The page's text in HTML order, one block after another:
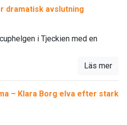
dramatisk avslutning
i Tjeckien med en
Läs mer
– Klara Borg elva efter stark